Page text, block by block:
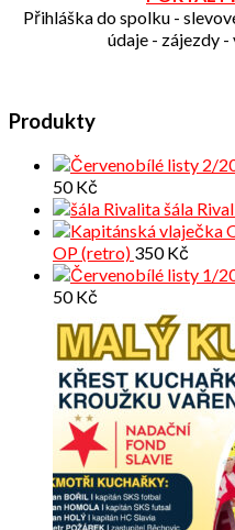
Přihláška do spolku -
údaje - zájezdy
Produkty
50Kč
šála
OP (retro) 350Kč
50Kč